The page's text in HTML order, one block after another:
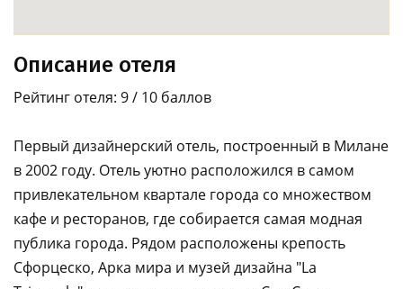
Описание отеля
Рейтинг отеля: 9 / 10 баллов
Первый дизайнерский отель, построенный в Милане
в 2002 году. Отель уютно расположился в самом
привлекательном квартале города со множеством
кафе и ресторанов, где собирается самая модная
публика города. Рядом расположены крепость
Cфорцеско, Арка мира и музей дизайна "La